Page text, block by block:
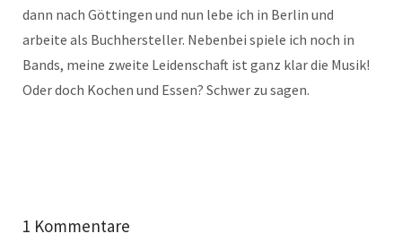
dann nach Göttingen und nun lebe ich in Berlin und
arbeite als Buchhersteller. Nebenbei spiele ich noch in
Bands, meine zweite Leidenschaft ist ganz klar die Musik!
Oder doch Kochen und Essen? Schwer zu sagen.
1 Kommentare